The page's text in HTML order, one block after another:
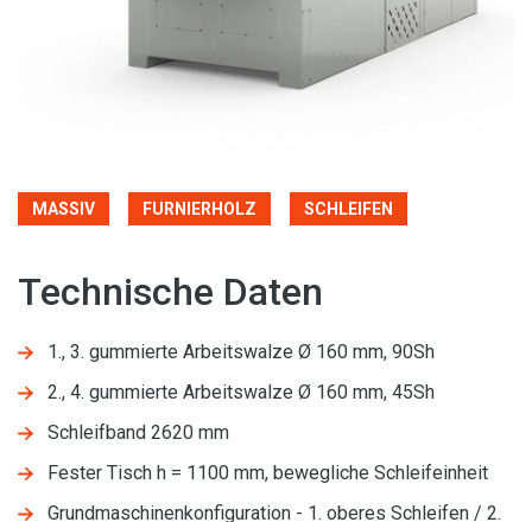
MASSIV FURNIERHOLZ SCHLEIFEN
Technische Daten
1., 3. gummierte Arbeitswalze Ø 160 mm, 90Sh
2., 4. gummierte Arbeitswalze Ø 160 mm, 45Sh
Schleifband 2620 mm
Fester Tisch h = 1100 mm, bewegliche Schleifeinheit
Grundmaschinenkonfiguration - 1. oberes Schleifen / 2.